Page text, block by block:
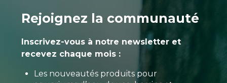
Rejoignez la communauté
Inscrivez-vous à notre newsletter et
recevez chaque mois :
Les nouveautés produits pour